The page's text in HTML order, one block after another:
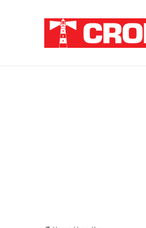
Breaking News Pupovac i